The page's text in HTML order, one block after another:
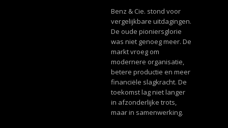
Benz & Cie. stond voor
vergelijkbare uitdagingen.
De oude pioniersglorie
was niet genoeg meer. De
markt vroeg om
modernere organisatie,
betere productie en meer
financiële slagkracht. De
toekomst lag niet langer
in afzonderlijke trots,
maar in samenwerking.